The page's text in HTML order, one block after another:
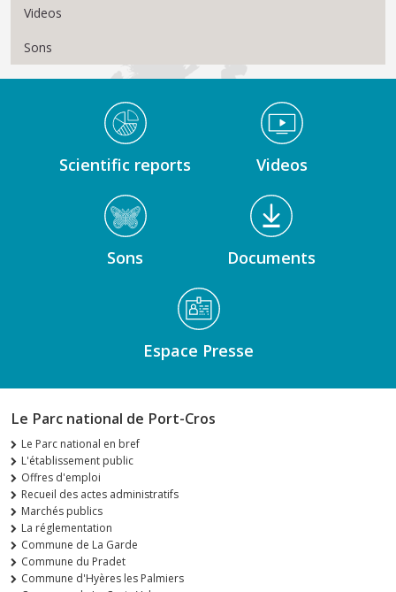
Videos
Sons
Médiathèque Footer
Scientific reports Videos
Sons Documents
Espace Presse
Le Parc national de Port-Cros
Le Parc national en bref
L'établissement public
Offres d'emploi
Recueil des actes administratifs
Marchés publics
La réglementation
Commune de La Garde
Commune du Pradet
Commune d'Hyères les Palmiers